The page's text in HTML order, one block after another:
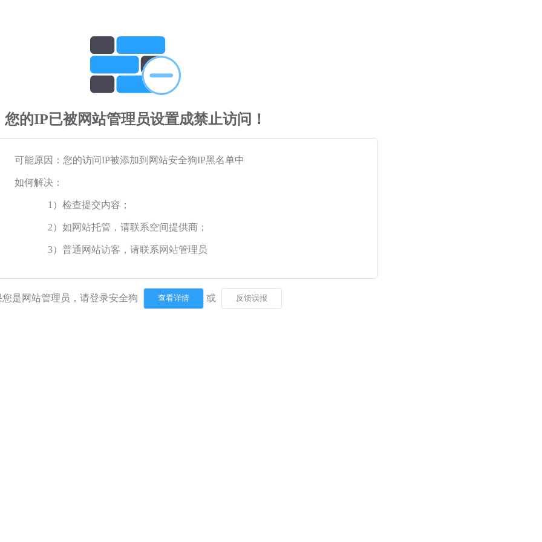
您的IP已被网站管理员设置成禁止访问！
可能原因：您的访问IP被添加到网站安全狗IP黑名单中
如何解决：
1）检查提交内容；
2）如网站托管，请联系空间提供商；
3）普通网站访客，请联系网站管理员
您是网站管理员，请登录安全狗 或